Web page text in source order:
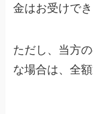
金はお受けでき
ただし、当方
な場合は、全